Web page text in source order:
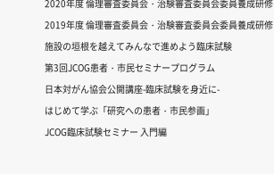
2020年度 倫理審査委員会・治験審査委員会委員養成研修
2019年度 倫理審査委員会・治験審査委員会委員養成研修
施設の垣根を越えてみんなで進めよう臨床試験
第3回JCOG患者・市民セミナープログラム
日本対がん協会公開講座-臨床試験を身近に-
はじめて学ぶ「研究への患者・市民参画」
JCOG臨床試験セミナー 入門編